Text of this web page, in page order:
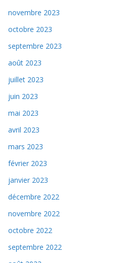
novembre 2023
octobre 2023
septembre 2023
août 2023
juillet 2023
juin 2023
mai 2023
avril 2023
mars 2023
février 2023
janvier 2023
décembre 2022
novembre 2022
octobre 2022
septembre 2022